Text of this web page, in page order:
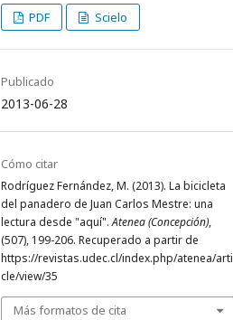
PDF Scielo
Publicado
2013-06-28
Cómo citar
Rodríguez Fernández, M. (2013). La bicicleta
del panadero de Juan Carlos Mestre: una
lectura desde "aquí".Atenea (Concepción),
(507), 199-206. Recuperado a partir de
https://revistas.udec.cl/index.php/atenea/arti
cle/view/35
Más formatos de cita